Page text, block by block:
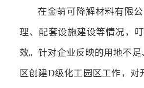
在金萌可降解材料有限
理、配套设施建设等情况，
效。针对企业反映的用地不
区创建D级化工园区工作，